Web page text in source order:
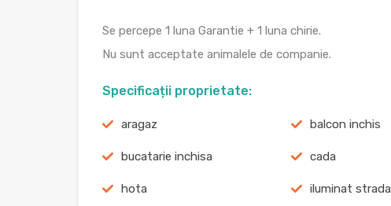
Se percepe 1 luna Garantie + 1 luna chirie.
Nu sunt acceptate animalele de companie.
Specificații proprietate:
aragaz balcon inchis
bucatarie inchisa cada
hota iluminat stradal